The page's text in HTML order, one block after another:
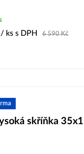
/ ks s DPH 6 590Kč
skříňka